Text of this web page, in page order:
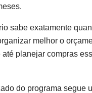
sabe exatamente
melhor o
até planejar compras
do programa segue